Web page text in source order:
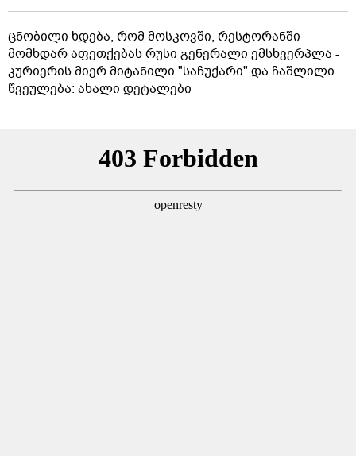
ცნობილი ხდება, რომ მოსკოვში, რესტორანში
მომხდარ აფეთქებას რუსი გენერალი ემსხვერპლა -
კურიერის მიერ მიტანილი "საჩუქარი" და ჩაშლილი
წვეულება: ახალი დეტალები